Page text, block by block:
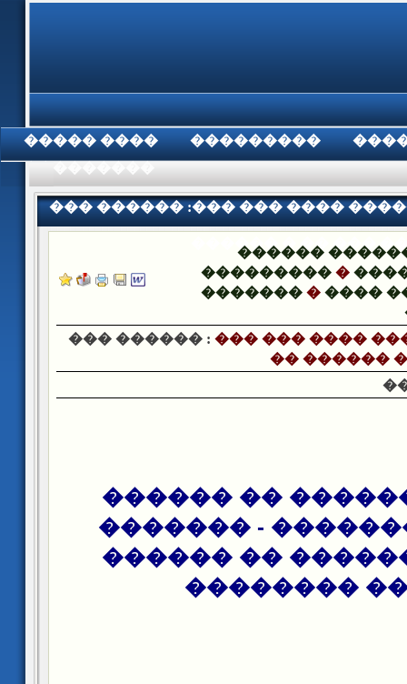
���� ����� ���������
��� ������ :��� ��� ����
������ � �� ���
������
����������
�������� ����
��� ������ : ��� ��� ����
�� ������
����� �������
����� ��������
����� �������
�����